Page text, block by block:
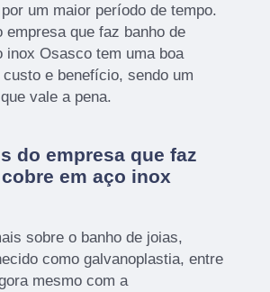
um maior período de tempo.
empresa que faz banho de
inox Osasco tem uma boa
e benefício, sendo um
vale a pena.
do empresa que faz
em aço inox
sobre o banho de joias,
como galvanoplastia, entre
mesmo com a